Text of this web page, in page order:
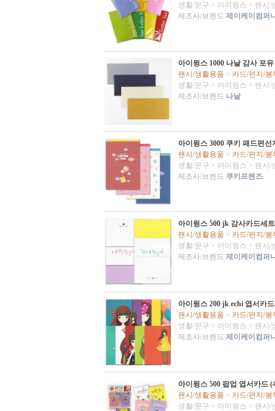
생활/문구 > 아이윙스 > 팬시/
제조사/브렌드 제이케이컴퍼
아이윙스 1000 나날 감사 포
팬시/생활용품 > 카드/편지/봉
생활/문구 > 아이윙스 > 팬시/
제조사/브렌드 나날
아이윙스 3000 쿠키 패드편
팬시/생활용품 > 카드/편지/봉
생활/문구 > 아이윙스 > 팬시/
제조사/브렌드 쿠키프렌즈
아이윙스 500 jk 감사카드세
팬시/생활용품 > 카드/편지/봉
생활/문구 > 아이윙스 > 팬시/
제조사/브렌드 제이케이컴퍼
아이윙스 200 jk echi 엽서카
팬시/생활용품 > 카드/편지/봉
생활/문구 > 아이윙스 > 팬시/
제조사/브렌드 제이케이컴퍼
아이윙스 500 팝업 엽서카드
팬시/생활용품 > 카드/편지/봉
생활/문구 > 아이윙스 > 팬시/